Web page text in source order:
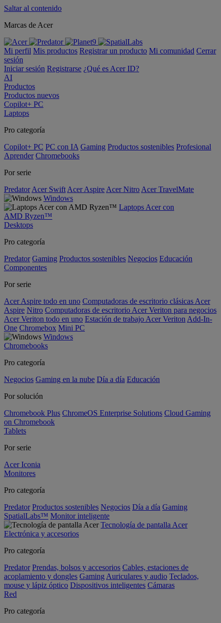
Saltar al contenido
Marcas de Acer
Mi perfil Mis productos Registrar un producto Mi comunidad Cerrar
sesión
Iniciar sesión Registrarse ¿Qué es Acer ID?
AI
Productos
Productos nuevos
Copilot+ PC
Laptops
Pro categoría
Copilot+ PC PC con IA Gaming Productos sostenibles Profesional
Aprender Chromebooks
Por serie
Predator Acer Swift Acer Aspire Acer Nitro Acer TravelMate
Windows
Laptops Acer con
AMD Ryzen™
Desktops
Pro categoría
Predator Gaming Productos sostenibles Negocios Educación
Componentes
Por serie
Acer Aspire todo en uno Computadoras de escritorio clásicas Acer
Aspire Nitro Computadoras de escritorio Acer Veriton para negocios
Acer Veriton todo en uno Estación de trabajo Acer Veriton Add-In-
One Chromebox Mini PC
Windows
Chromebooks
Pro categoría
Negocios Gaming en la nube Día a día Educación
Por solución
Chromebook Plus ChromeOS Enterprise Solutions Cloud Gaming
on Chromebook
Tablets
Por serie
Acer Iconia
Monitores
Pro categoría
Predator Productos sostenibles Negocios Día a día Gaming
SpatialLabs™ Monitor inteligente
Tecnología de pantalla Acer
Electrónica y accesorios
Pro categoría
Predator Prendas, bolsos y accesorios Cables, estaciones de
acoplamiento y dongles Gaming Auriculares y audio Teclados,
mouse y lápiz óptico Dispositivos inteligentes Cámaras
Red
Pro categoría